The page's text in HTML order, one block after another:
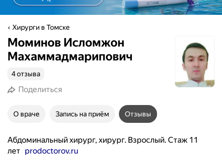
Хирурги в Томске
Моминов Исломжон
Махаммадмарипович
4 отзыва
Поделиться
О враче Запись на приём Отзывы
Абдоминальный хирург, хирург. Взрослый. Стаж 11
лет prodoctorov.ru